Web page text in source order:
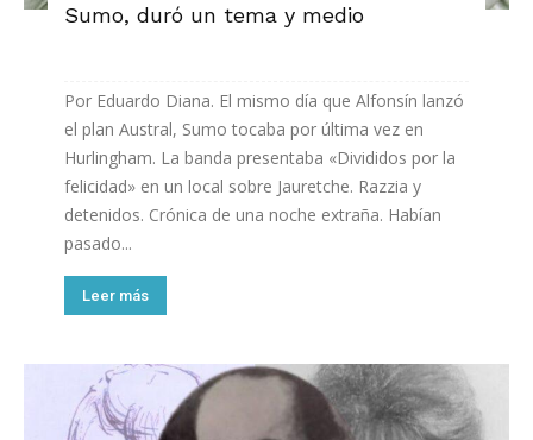
Sumo, duró un tema y medio
Por Eduardo Diana. El mismo día que Alfonsín lanzó
el plan Austral, Sumo tocaba por última vez en
Hurlingham. La banda presentaba «Divididos por la
felicidad» en un local sobre Jauretche. Razzia y
detenidos. Crónica de una noche extraña. Habían
pasado...
Leer más